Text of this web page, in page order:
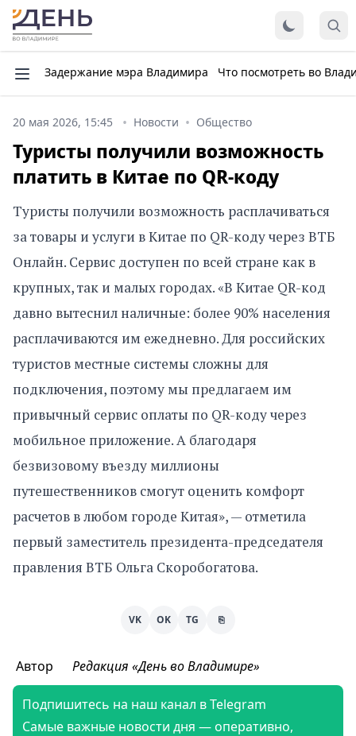
Задержание мэра Владимира Что посмотреть во
20 мая 2026, 15:45 Новости Общество
Туристы получили возможность
платить в Китае по QR-коду
Туристы получили возможность расплачиваться
за товары и услуги в Китае по QR-коду через ВТБ
Онлайн. Сервис доступен по всей стране как в
крупных, так и малых городах. «В Китае QR-код
давно вытеснил наличные: более 90% населения
расплачиваются им ежедневно. Для российских
туристов местные системы сложны для
подключения, поэтому мы предлагаем им
привычный сервис оплаты по QR-коду через
мобильное приложение. А благодаря
безвизовому въезду миллионы
путешественников смогут оценить комфорт
расчетов в любом городе Китая», — отметила
первый заместитель президента-председателя
правления ВТБ Ольга Скоробогатова.
VK OK TG ⎘
Автор Редакция «День во Владимире»
Подпишитесь на наш канал в Telegram
Самые важные новости дня — оперативно,